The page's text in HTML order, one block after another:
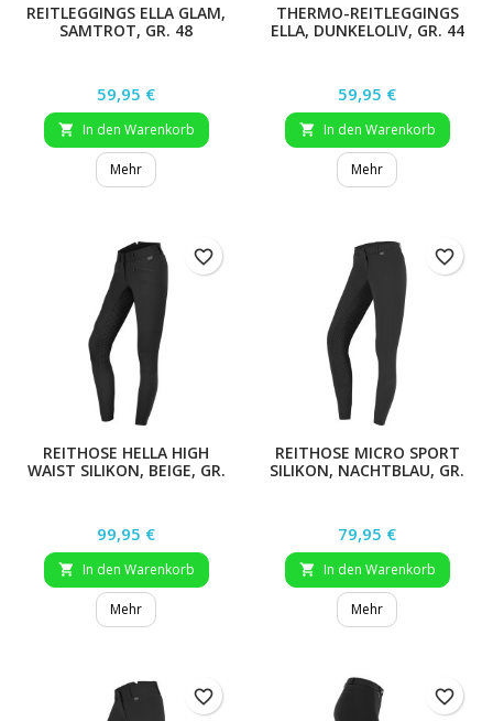
REITLEGGINGS ELLA GLAM,
SAMTROT, GR. 48
Preis
59,95 €
 In den Warenkorb
Mehr
THERMO-REITLEGGINGS
ELLA, DUNKELOLIV, GR. 44
Preis
59,95 €
 In den Warenkorb
Mehr
REITHOSE HELLA HIGH
WAIST SILIKON, BEIGE, GR.
Preis
99,95 €
 In den Warenkorb
Mehr
favorite_border
REITHOSE MICRO SPORT
SILIKON, NACHTBLAU, GR.
Preis
79,95 €
 In den Warenkorb
Mehr
favorite_border
favorite_border favorite_border